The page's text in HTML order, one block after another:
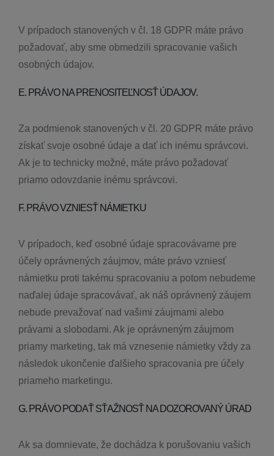
V prípadoch stanovených v čl. 18 GDPR máte právo
požadovať, aby sme obmedzili spracovanie vašich
osobných údajov.
E. PRÁVO NA PRENOSITEĽNOSŤ ÚDAJOV.
Za podmienok stanovených v čl. 20 GDPR máte právo
získať svoje osobné údaje a dať ich inému správcovi.
Ak je to technicky možné, máte právo požadovať
priamo odovzdanie inému správcovi.
F. PRÁVO VZNIESŤ NÁMIETKU
V prípadoch, keď osobné údaje spracovávame pre
účely oprávnených záujmov, máte právo vzniesť
námietku proti takému spracovaniu a potom nebudeme
naďalej údaje spracovávať, ak náš oprávnený záujem
nebude prevažovať nad vašimi záujmami alebo
právami a slobodami. Ak je oprávneným záujmom
priamy marketing, tak má vznesenie námietky vždy za
následok ukončenie ďalšieho spracovania pre účely
priameho marketingu.
G. PRÁVO PODAŤ SŤAŽNOSŤ NA DOZOROVANÝ ÚRAD
Ak sa domnievate, že dochádza k porušovaniu vašich